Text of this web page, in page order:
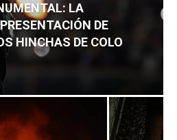
LA
DE
HINCHAS DE COLO